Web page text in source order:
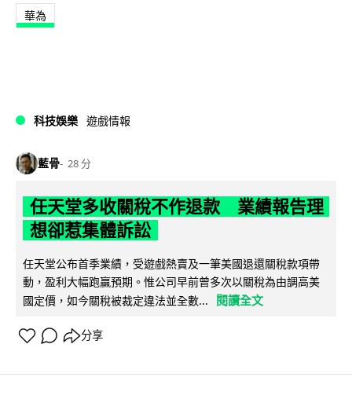
華為
科技娛樂 遊戲情報
藍骨 28 分
任天堂多收關稅不作退款 業績報告理
想卻惹集體訴訟
任天堂公布首季業績，受遊戲熱賣及一筆美國退還關稅款項帶
動，盈利大幅跑贏預期。惟公司早前曾多次以關稅為由調高美
國定價，如今關稅被裁定違法並全數...
閱讀全文
分享